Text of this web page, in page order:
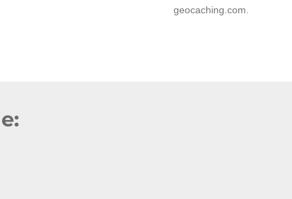
geocaching.com.